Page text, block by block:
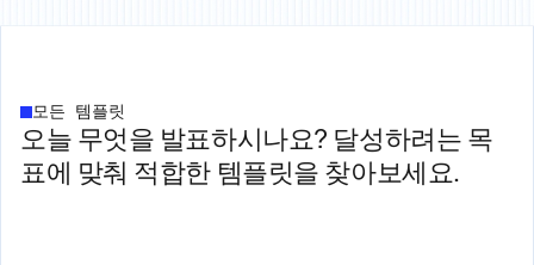
모든 템플릿
오늘 무엇을 발표하시나요? 달성하려는 목
표에 맞춰 적합한 템플릿을 찾아보세요.